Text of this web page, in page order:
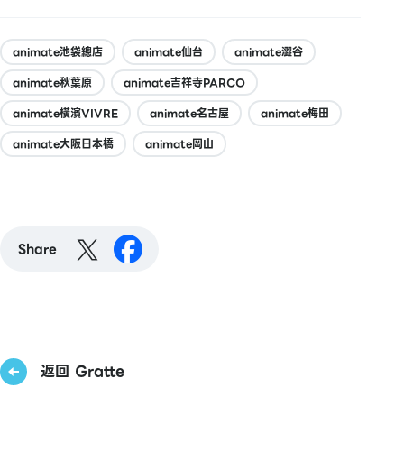
animate池袋總店 animate仙台
animate澀谷
animate秋葉原
animate吉祥寺PARCO
animate橫濱VIVRE
animate名古屋
animate梅田
animate大阪日本橋
animate岡山
Share
返回 Gratte